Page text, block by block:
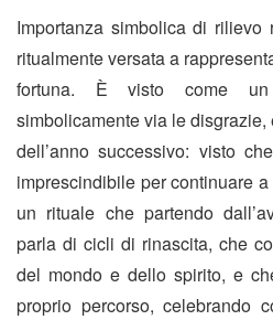
Importanza simbolica di rilievo
ritualmente versata a
fortuna. È visto come
simbolicamente via le
dell’anno successivo: visto
imprescindibile per continuare
un rituale che partendo
parla di cicli di rinascita, che
del mondo e dello spirito, e
proprio percorso, celebrando